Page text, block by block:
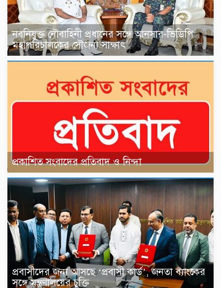
নবনিযুক্ত নৌবাহিনী প্রধানের সঙ্গে আনসার-ভিডিপি
মহাপরিচালকের সৌজন্য সাক্ষাৎ
প্রকাশিত সংবাদের প্রতিবাদ ও নিন্দা
প্রবাসীদের জন্য আসছে ‘প্রবাসী কার্ড’, জনতা ব্যাংকের
সঙ্গে মন্ত্রণালয়ের চুক্তি